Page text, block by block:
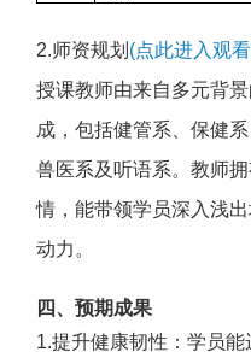
2.师资规划 (点此进入观
授课教师由来自多元背
成，包括健管系、保健
兽医系及听语系。教师
情，能带领学员深入浅
动力。
四、预期成果
1.提升健康韧性：学员能